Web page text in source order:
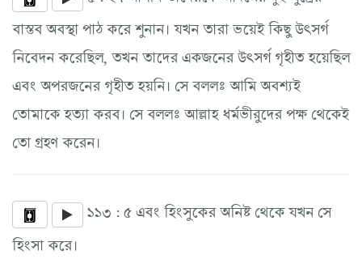
বাস্তব অবস্থা পাঠ করে শুনান। যখন তারা ভয়েই কিছু উৎসর্গ
নিবেদন করেছিল, তখন তাদের একজনের উৎসর্গ গৃহীত হয়েছিল
এবং অপরজনের গৃহীত হয়নি। সে বললঃ আমি অবশ্যই
তোমাকে হত্যা করব। সে বললঃ আল্লাহ ধর্মভীরুদের পক্ষ থেকেই
তো গ্রহণ করেন।
১১৩ : ৫ এবং হিংসুকের অনিষ্ট থেকে যখন সে
হিংসা করে।